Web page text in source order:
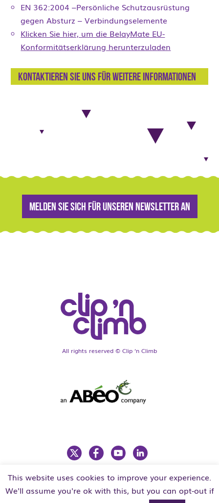
EN 362:2004 –Persönliche Schutzausrüstung
gegen Absturz – Verbindungselemente
Klicken Sie hier, um die BelayMate EU-
Konformitätserklärung herunterzuladen
Kontaktieren Sie uns für weitere Informationen
Melden Sie sich für unseren Newsletter an
All rights reserved © Clip ‘n Climb
LEGAL PRIVACY POLICY
This website uses cookies to improve your experience.
We'll assume you're ok with this, but you can opt-out if